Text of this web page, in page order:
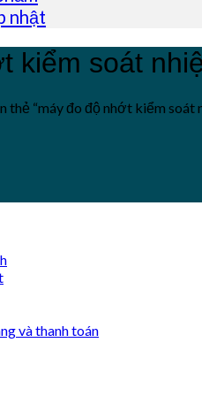
nhật
kiểm soát
thẻ “máy đo độ nhớt kiểm soát
và thanh toán